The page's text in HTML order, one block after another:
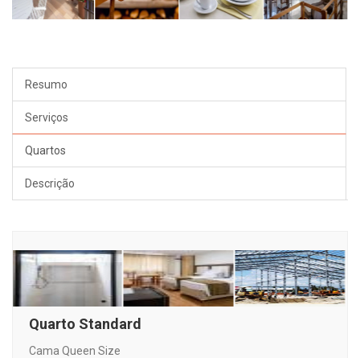
Resumo
Serviços
Quartos
Descrição
Quarto Standard
Cama Queen Size